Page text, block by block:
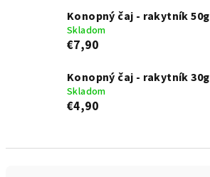
Konopný čaj - rakytník 50g
Skladom
€7,90
Konopný čaj - rakytník 30g
Skladom
€4,90